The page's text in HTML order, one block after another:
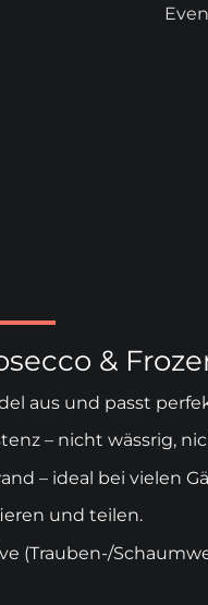
&
aus und passt
– nicht wässrig,
– ideal bei vielen
und teilen.
(Trauben-/